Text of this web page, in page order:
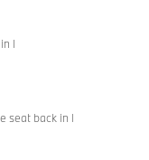
l
seat back in l